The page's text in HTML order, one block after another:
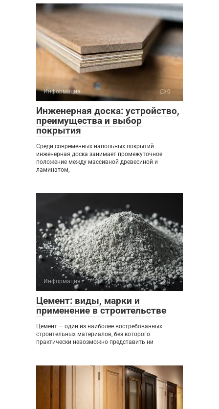
Информация 0
Инженерная доска: устройство,
преимущества и выбор
покрытия
Среди современных напольных покрытий
инженерная доска занимает промежуточное
положение между массивной древесиной и
ламинатом,
Информация 0
Цемент: виды, марки и
применение в строительстве
Цемент — один из наиболее востребованных
строительных материалов, без которого
практически невозможно представить ни